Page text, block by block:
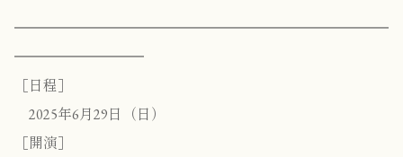
━━━━━━━━━━━━━━━━━━━━━━━━━━
━━━━━━━━━
［日程］
2025年6月29日（日）
［開演］